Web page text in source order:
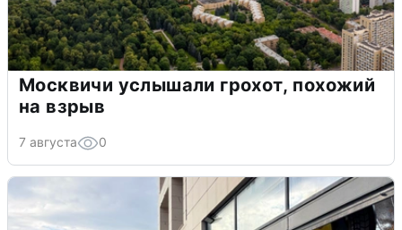
Москвичи услышали грохот, похожий
на взрыв
7 августа 0